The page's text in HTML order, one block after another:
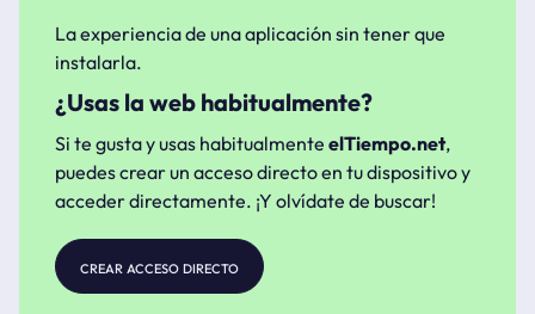
La experiencia de una aplicación sin tener que
instalarla.
¿Usas la web habitualmente?
Si te gusta y usas habitualmente elTiempo.net,
puedes crear un acceso directo en tu dispositivo y
acceder directamente. ¡Y olvídate de buscar!
crear acceso directo